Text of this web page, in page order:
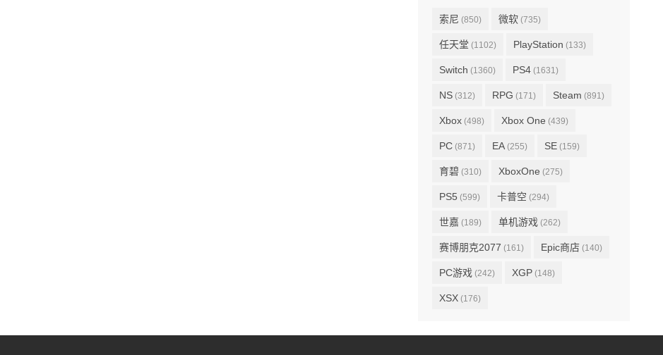
索尼 (850) 微软 (735)
任天堂 (1102) PlayStation (133)
Switch (1360) PS4 (1631)
NS (312) RPG (171) Steam (891)
Xbox (498) Xbox One (439)
PC (871) EA (255) SE (159)
育碧 (310) XboxOne (275)
PS5 (599) 卡普空 (294)
世嘉 (189) 单机游戏 (262)
赛博朋克2077 (161) Epic商店 (140)
PC游戏 (242) XGP (148)
XSX (176)